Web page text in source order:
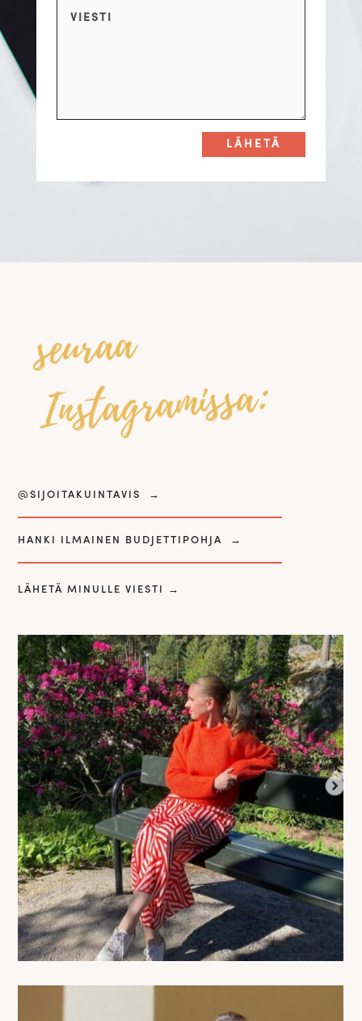
LÄHETÄ
seuraa
Instagramissa:
@SIJOITAKUINTAVIS →
HANKI ILMAINEN BUDJETTIPOHJA →
LÄHETÄ MINULLE VIESTI →